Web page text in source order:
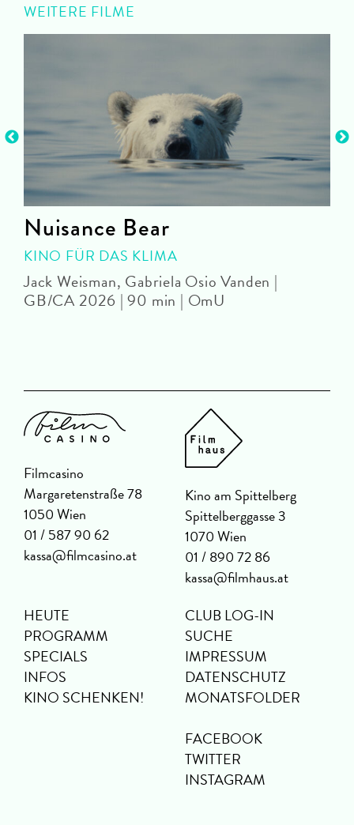
WEITERE FILME
Nuisance Bear
KINO FÜR DAS KLIMA
Jack Weisman, Gabriela Osio Vanden |
GB/CA 2026 | 90 min | OmU
Filmcasino
Margaretenstraße 78
1050 Wien
01 / 587 90 62
kassa@filmcasino.at
Kino am Spittelberg
Spittelberggasse 3
1070 Wien
01 / 890 72 86
kassa@filmhaus.at
HEUTE
PROGRAMM
SPECIALS
INFOS
KINO SCHENKEN!
CLUB LOG-IN
SUCHE
IMPRESSUM
DATENSCHUTZ
MONATSFOLDER
FACEBOOK
TWITTER
INSTAGRAM